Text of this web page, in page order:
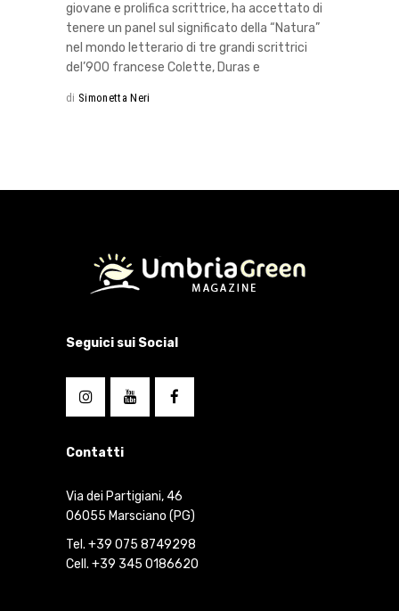
giovane e prolifica scrittrice, ha accettato di
tenere un panel sul significato della “Natura”
nel mondo letterario di tre grandi scrittrici
del’900 francese Colette, Duras e
di Simonetta Neri
Seguici sui Social
Contatti
Via dei Partigiani, 46
06055 Marsciano (PG)
Tel. +39 075 8749298
Cell. +39 345 0186620